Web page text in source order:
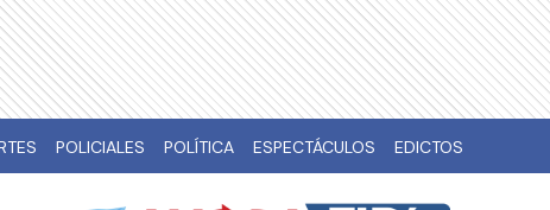
POLICIALES POLÍTICA ESPECTÁCULOS EDICTOS